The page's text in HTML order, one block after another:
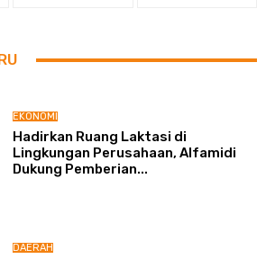
EKONOMI
Hadirkan Ruang Laktasi di
Lingkungan Perusahaan, Alfamidi
Dukung Pemberian...
DAERAH